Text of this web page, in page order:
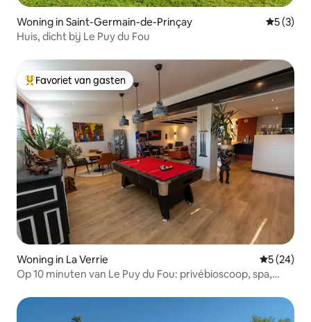
Woning in Saint-Germain-de-Prinçay
5 (3)
Huis, dicht bij Le Puy du Fou
Topfavoriet van gasten
Favoriet van gasten
Woning in La Verrie
5 (24)
Op 10 minuten van Le Puy du Fou: privébioscoop, spa,